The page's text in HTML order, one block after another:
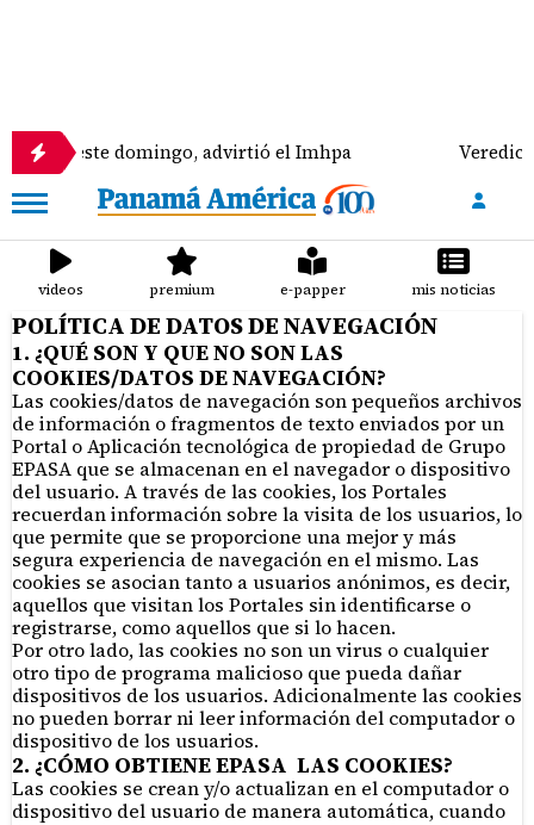
este domingo, advirtió el Imhpa
videos premium e-papper mis noticias
POLÍTICA DE DATOS DE NAVEGACIÓN
1. ¿QUÉ SON Y QUE NO SON LAS
COOKIES/DATOS DE NAVEGACIÓN?
Las cookies/datos de navegación son pequeños archivos
de información o fragmentos de texto enviados por un
Portal o Aplicación tecnológica de propiedad de Grupo
EPASA que se almacenan en el navegador o dispositivo
del usuario. A través de las cookies, los Portales
recuerdan información sobre la visita de los usuarios, lo
que permite que se proporcione una mejor y más
segura experiencia de navegación en el mismo. Las
cookies se asocian tanto a usuarios anónimos, es decir,
aquellos que visitan los Portales sin identificarse o
registrarse, como aquellos que si lo hacen.
Por otro lado, las cookies no son un virus o cualquier
otro tipo de programa malicioso que pueda dañar
dispositivos de los usuarios. Adicionalmente las cookies
no pueden borrar ni leer información del computador o
dispositivo de los usuarios.
2. ¿CÓMO OBTIENE EPASA LAS COOKIES?
Las cookies se crean y/o actualizan en el computador o
dispositivo del usuario de manera automática, cuando